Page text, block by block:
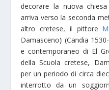
decorare la nuova
arriva verso la seconda
altro cretese, il pittore
Damasceno) (Candia
e contemporaneo di El
della Scuola cretese,
per un periodo di circa
interrotto da un